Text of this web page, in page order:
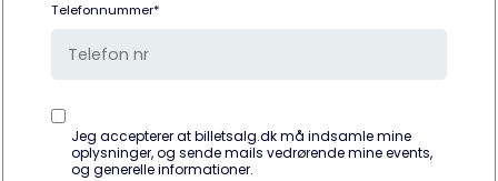
Telefonnummer*
Jeg accepterer at billetsalg.dk må indsamle mine
oplysninger, og sende mails vedrørende mine events,
og generelle informationer.